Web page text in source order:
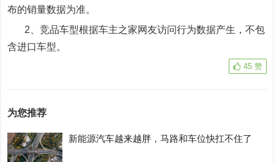
布的销量数据为准。
2、竞品车型根据车主之家网友访问行为数据产生，不包
含进口车型。
45 赞
为您推荐
新能源汽车越来越胖，马路和车位快扛不住了